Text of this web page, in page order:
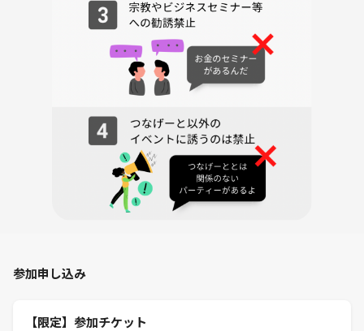
社会人サークル20代〜30代向け/初心者歓迎/
9割1人参加/友達作り・趣味仲間が欲しい方向け/関東・東京
隅田公園：LAND_A（隅田公園側）
〒131-0033 東京都墨田区向島１丁目２−４
隅田公園：そよ風広場の芝生エリア
【アクセス】
参加申し込み
【限定】参加チケット